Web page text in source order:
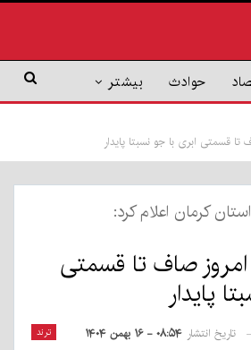
حوادث بیشتر
قسمتی ابری با جو نسبتا پایدار
کرمان اعلام کرد:
صاف تا قسمتی
پایدار
ترند تاریخ انتشار ۰۸:۵۴ - ۱۶ بهمن ۱۴۰۴